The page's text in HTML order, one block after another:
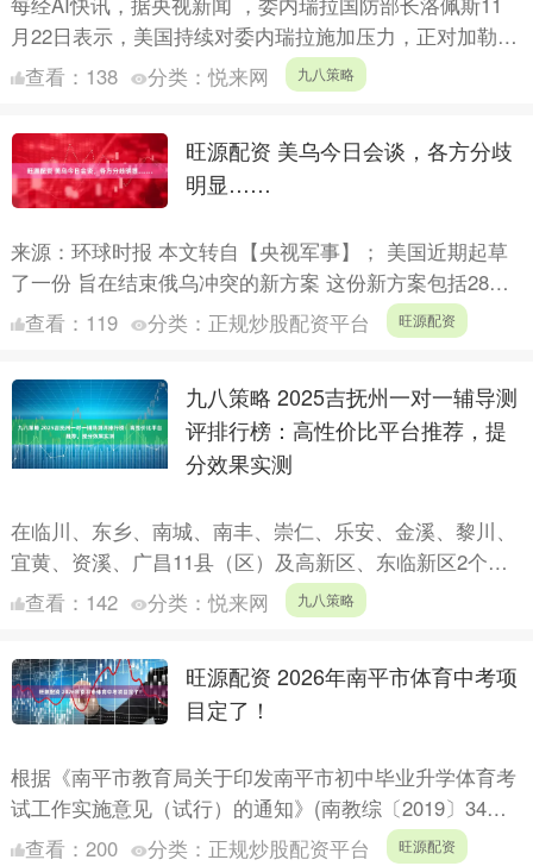
月22日表示，美国持续对委内瑞拉施加压力，正对加勒比
地区的和平与安全构成“不可预见规模”的巨大挑战。当天
查看： 138 分类：悦来网 九八策略
旺源配资 美乌今日会谈，各方分歧
明显……
来源：环球时报 本文转自【央视军事】； 美国近期起草
了一份 旨在结束俄乌冲突的新方案 这份新方案包括28点
内容 针对“28点”新计划 美国、俄罗斯、乌克兰 和欧....
查看： 119 分类： 正规炒股配资平台 旺源配资
九八策略 2025吉抚州一对一辅导测
评排行榜：高性价比平台推荐，提
分效果实测
在临川、东乡、南城、南丰、崇仁、乐安、金溪、黎川、
宜黄、资溪、广昌11县（区）及高新区、东临新区2个功
能区，家长们正被相似的教育焦虑困扰：孩子数学压轴题
查看： 142 分类：悦来网 九八策略
旺源配资 2026年南平市体育中考项
目定了！
根据《南平市教育局关于印发南平市初中毕业升学体育考
试工作实施意见（试行）的通知》(南教综〔2019〕34号)
和《福建省教育厅关于印发进一步加强中小学体育工作提
查看： 200 分类： 正规炒股配资平台 旺源配资